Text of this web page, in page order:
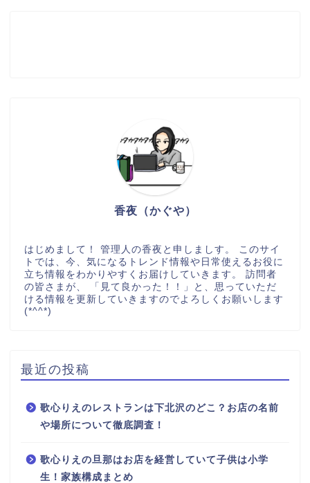
香夜（かぐや）
はじめまして！ 管理人の香夜と申しましす。 このサイ
トでは、今、気になるトレンド情報や日常使えるお役に
立ち情報をわかりやすくお届けしていきます。 訪問者
の皆さまが、 「見て良かった！！」と、思っていただ
ける情報を更新していきますのでよろしくお願いします
(*^^*)
最近の投稿
歌心りえのレストランは下北沢のどこ？お店の名前
や場所について徹底調査！
歌心りえの旦那はお店を経営していて子供は小学
生！家族構成まとめ